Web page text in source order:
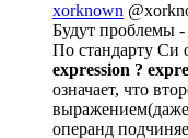
xorknown
Будут проблемы
По стандарту Си
expression ?
означает, что
выражением(даже
операнд